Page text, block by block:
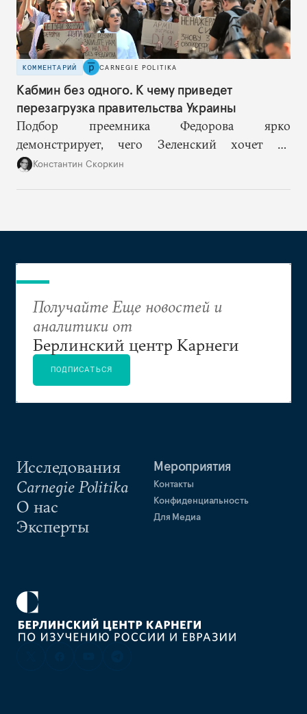
КОММЕНТАРИЙ CARNEGIE POLITIKA
Кабмин без одного. К чему приведет
перезагрузка правительства Украины
Подбор преемника Федорова ярко
демонстрирует, чего Зеленский хочет от
высшего военного руководства: продолжить
Константин Скоркин
Исследования
Carnegie Politika
О нас
Эксперты
Мероприятия
Контакты
Конфиденциальность
Для Медиа
Получайте Еще новостей и
аналитики от
Берлинский центр Карнеги
ПОДПИСАТЬСЯ